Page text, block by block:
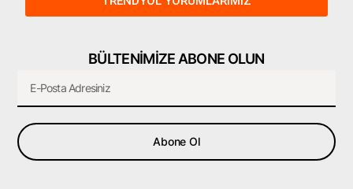
BÜLTENİMİZE ABONE OLUN
Abone Ol